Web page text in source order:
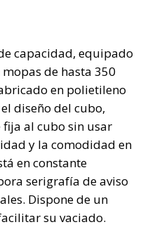
capacidad, equipado
de hasta 350
en polietileno
diseño del cubo,
al cubo sin usar
y la comodidad en
en constante
serigrafía de aviso
Dispone de un
su vaciado.